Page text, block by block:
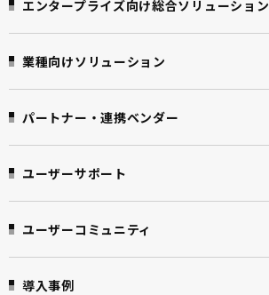
エンタープライズ向け総合ソリューション
業種向けソリューション
パートナー・連携ベンダー
ユーザーサポート
ユーザーコミュニティ
導入事例